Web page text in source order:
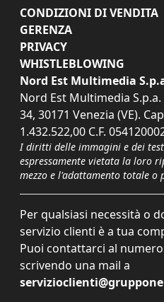
CONDIZIONI DI VENDITA
GERENZA
PRIVACY
WHISTLEBLOWING
Nord Est Multimedia
Nord Est Multimedia
34, 30171 Venezia (VE).
1.432.522,00 C.F.
I diritti delle immagini e dei
espressamente vietata la loro
mezzo e l'adattamento totale o
Per qualsiasi necessità o
servizio clienti è a tua
Puoi contattarci al numero
scrivendo una mail a